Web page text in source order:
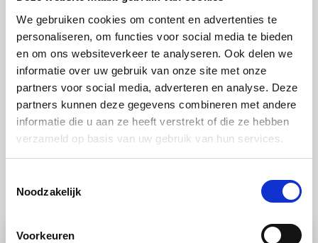
We gebruiken cookies om content en advertenties te
personaliseren, om functies voor social media te bieden
en om ons websiteverkeer te analyseren. Ook delen we
informatie over uw gebruik van onze site met onze
partners voor social media, adverteren en analyse. Deze
partners kunnen deze gegevens combineren met andere
informatie die u aan ze heeft verstrekt of die ze hebben
verzameld op basis van uw gebruik van hun services.
Noodzakelijk
Voorkeuren
rucola licht aan met wat balsamicoazijn en leg dit op
de ham. Verdeel hier overheen de walnoten en
blauwe kaas.
Ook lekker